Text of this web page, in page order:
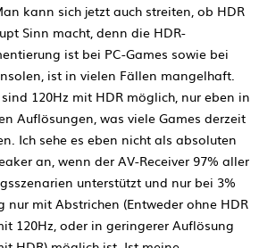
kann sich jetzt auch streiten, ob HDR
Sinn macht, denn die HDR-
ist bei PC-Games sowie bei
ist in vielen Fällen mangelhaft.
120Hz mit HDR möglich, nur eben in
Auflösungen, was viele Games derzeit
Ich sehe es eben nicht als absoluten
an, wenn der AV-Receiver 97% aller
unterstützt und nur bei 3%
nur mit Abstrichen (Entweder ohne HDR
120Hz, oder in geringerer Auflösung